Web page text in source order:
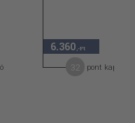
6.360 ,-Ft
pont kapható